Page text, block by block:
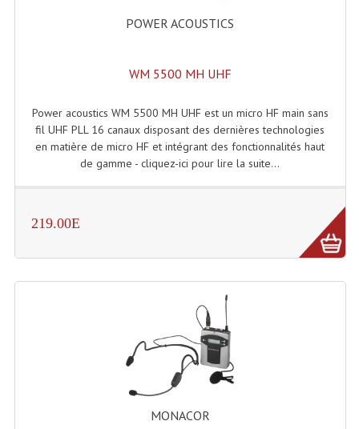
Embases Pour Structure
Pendrillon Et Ossature
Pieds De Levage
Structure Et Angles Quatro Deco
Structures
Structures Carrées
Structures, Angles Sd150
Tour De Travail Et Échafaudage
POWER ACOUSTICS
WM 5500 MH UHF
Power acoustics WM 5500 MH UHF est un micro HF main sans
fil UHF PLL 16 canaux disposant des dernières technologies
en matière de micro HF et intégrant des fonctionnalités haut
de gamme - cliquez-ici pour lire la suite...
219.00E
MONACOR